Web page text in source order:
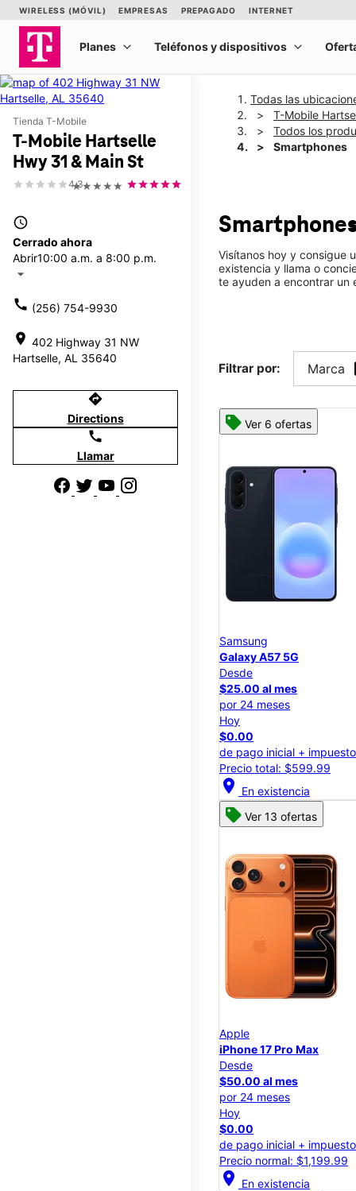
Tienda T-Mobile
T-Mobile Hartselle
Hwy 31 & Main St
★★★★★
4.3
access_time
Cerrado ahora
Abrir10:00 a.m. a 8:00 p.m.
arrow_drop_down
call (256) 754-9930
location_on 402 Highway 31 NW
Hartselle, AL 35640
directions
Directions
call
Llamar
Todas las
T-Mobile
Todos los
Smartphones
Visítanos hoy y consigue
existencia y llama o
te ayuden a encontrar un
Filtrar por: Marca
Ver 6 ofertas
Samsung
Galaxy A57 5G
Desde
$25.00 al mes
por 24 meses
Hoy
$0.00
de pago inicial +
Precio total: $599.99
location_on En existencia
Ver 13 ofertas
Apple
iPhone 17 Pro Max
Desde
$50.00 al mes
por 24 meses
Hoy
$0.00
de pago inicial +
Precio normal: $1,199.99
location_on En existencia